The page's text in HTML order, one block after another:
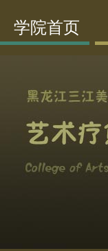
学院首页